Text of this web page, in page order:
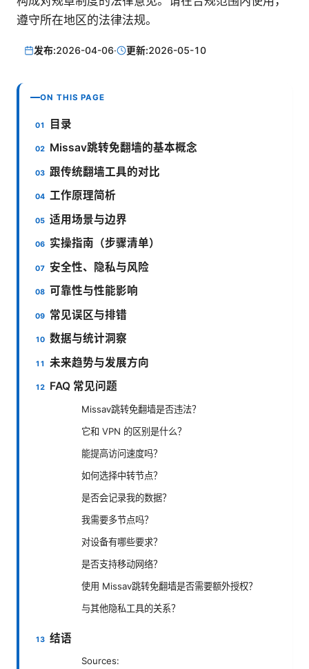
遵守所在地区的法律法规。
发布:2026-04-06· 更新:2026-05-10
ON THIS PAGE
目录
Missav跳转免翻墙的基本概念
跟传统翻墙工具的对比
工作原理简析
适用场景与边界
实操指南（步骤清单）
安全性、隐私与风险
可靠性与性能影响
常见误区与排错
数据与统计洞察
未来趋势与发展方向
FAQ 常见问题
Missav跳转免翻墙是否违法？
它和 VPN 的区别是什么？
能提高访问速度吗？
如何选择中转节点？
是否会记录我的数据？
我需要多节点吗？
对设备有哪些要求？
是否支持移动网络？
使用 Missav跳转免翻墙是否需要额外授权？
与其他隐私工具的关系？
结语
Sources: